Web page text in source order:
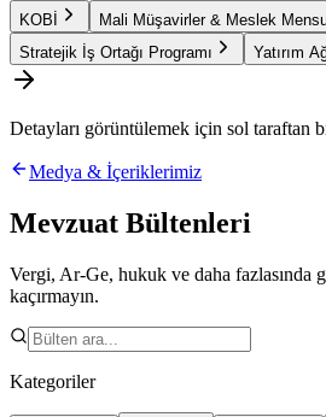
KOBİ
Mali Müşavirler & Meslek
Stratejik İş Ortağı Programı
Yatırım
Detayları görüntülemek için sol taraftan
Medya & İçeriklerimiz
Mevzuat Bültenleri
Vergi, Ar-Ge, hukuk ve daha fazlasında
kaçırmayın.
Kategoriler